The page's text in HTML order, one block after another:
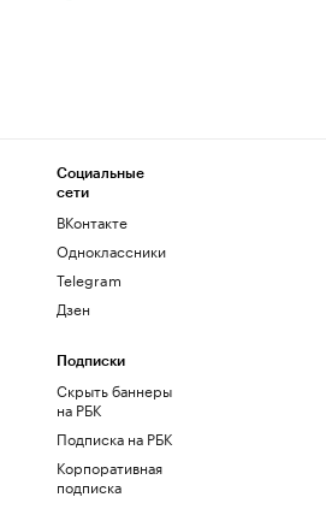
Социальные
сети
ВКонтакте
Одноклассники
Telegram
Дзен
Подписки
Скрыть баннеры
на РБК
Подписка на РБК
Корпоративная
подписка